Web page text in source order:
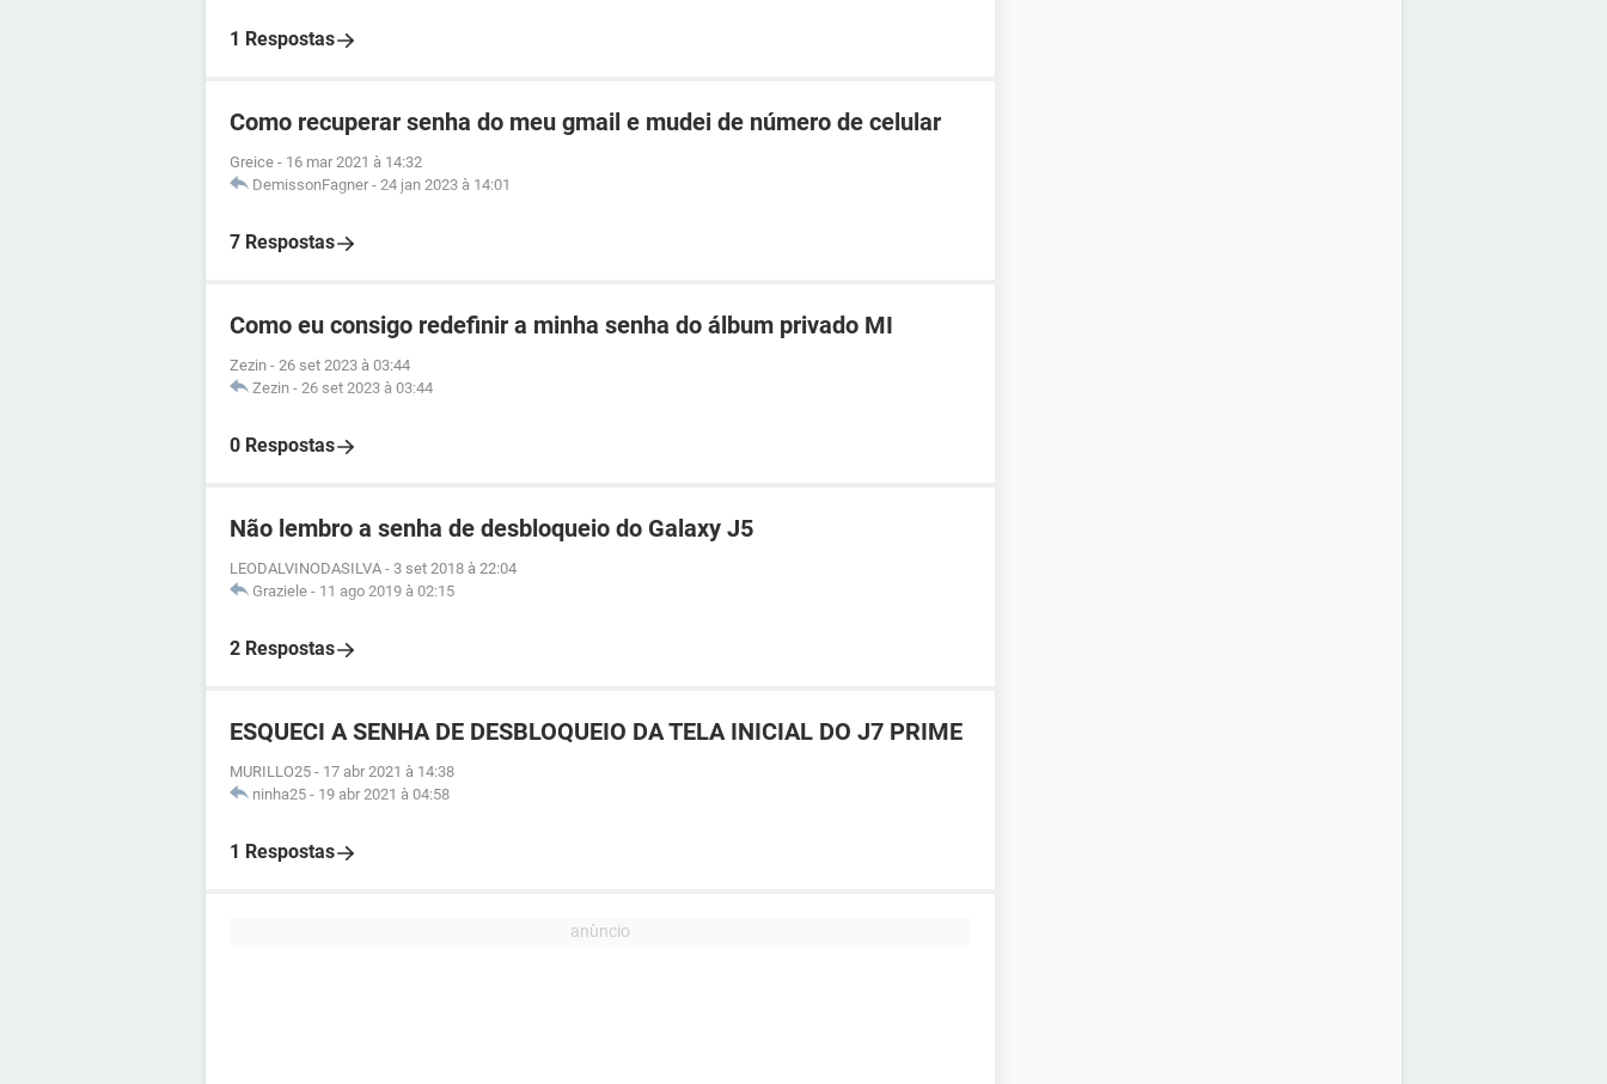
1 Respostas
Como recuperar senha do meu gmail e mudei de número de celular
Greice - 16 mar 2021 à 14:32
DemissonFagner - 24 jan 2023 à 14:01
7 Respostas
Como eu consigo redefinir a minha senha do álbum privado MI
Zezin - 26 set 2023 à 03:44
Zezin - 26 set 2023 à 03:44
0 Respostas
Não lembro a senha de desbloqueio do Galaxy J5
LEODALVINODASILVA - 3 set 2018 à 22:04
Graziele - 11 ago 2019 à 02:15
2 Respostas
ESQUECI A SENHA DE DESBLOQUEIO DA TELA INICIAL DO J7 PRIME
MURILLO25 - 17 abr 2021 à 14:38
ninha25 - 19 abr 2021 à 04:58
1 Respostas